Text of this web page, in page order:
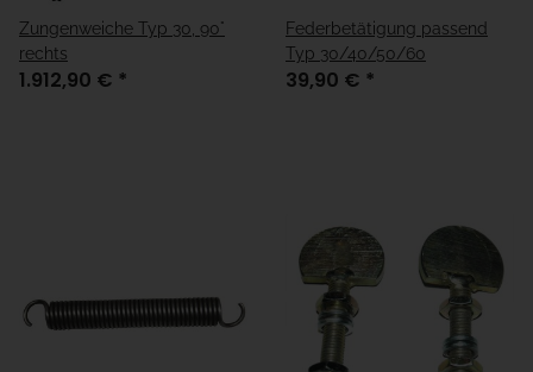
Zungenweiche Typ 30, 90°
rechts
1.912,90 € *
Federbetätigung passend
Typ 30/40/50/60
39,90 € *